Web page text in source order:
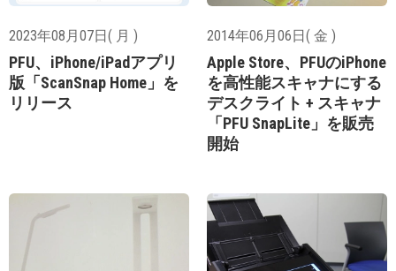
2023年08月07日( 月 )
PFU、iPhone/iPadアプリ
版「ScanSnap Home」を
リリース
2014年06月06日( 金 )
Apple Store、PFUのiPhone
を高性能スキャナにする
デスクライト + スキャナ
「PFU SnapLite」を販売
開始